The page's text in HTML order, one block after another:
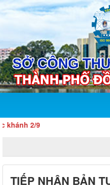
2/9
TIẾP NHẬN BẢN